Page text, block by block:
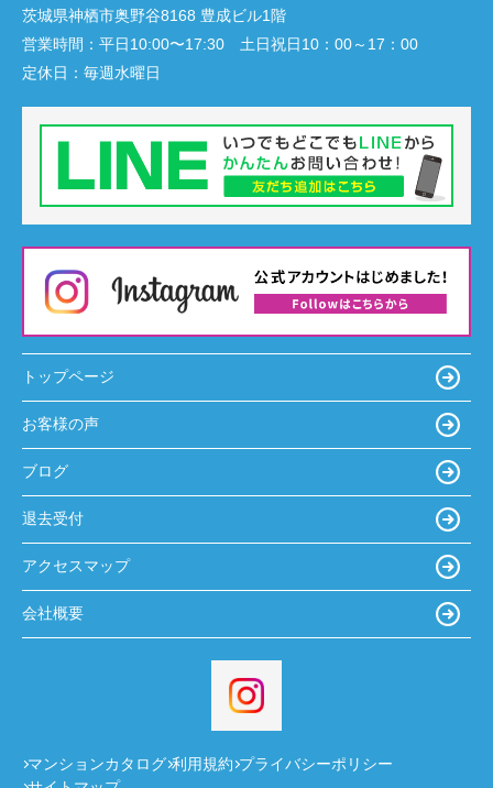
茨城県神栖市奥野谷8168 豊成ビル1階
営業時間： 平日10:00〜17:30 土日祝日10：00～17：00
定休日： 毎週水曜日
トップページ
お客様の声
ブログ
退去受付
アクセスマップ
会社概要
マンションカタログ 利用規約 プライバシーポリシー